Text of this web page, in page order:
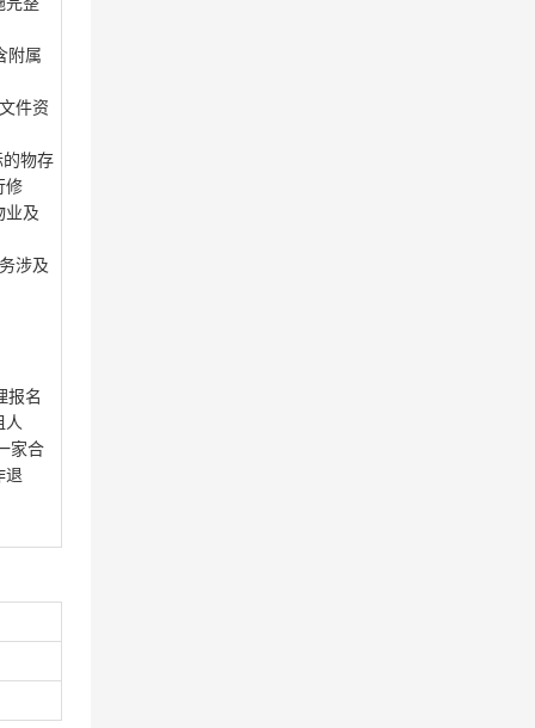
附属
件资
物存
修
业及
涉及
报名
人
家合
退